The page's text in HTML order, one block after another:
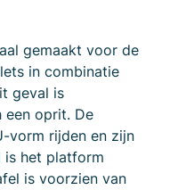
gemaakt voor de
in combinatie
geval is
een oprit. De
vorm rijden en zijn
is het platform
is voorzien van